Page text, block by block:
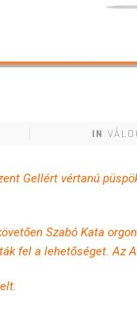
IN
Gellért vértanú
Szabó Kata
fel a lehetőséget. Az